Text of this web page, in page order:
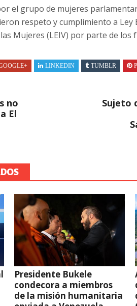
el grupo de mujeres
respeto y cumplimiento a Ley
Mujeres (LEIV) por parte de los
LINKEDIN TUMBLR
no
El
Sujeto
Presidente Bukele
condecora a miembros
de la misión humanitaria